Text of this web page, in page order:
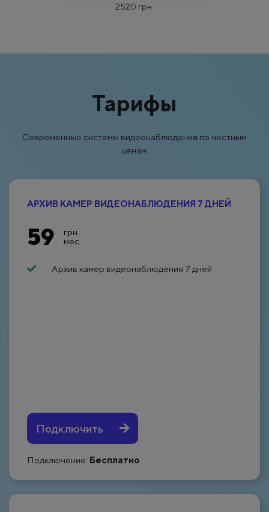
2520 грн.
Тарифы
Современные системы видеонаблюдения по честным
ценам.
АРХИВ КАМЕР ВИДЕОНАБЛЮДЕНИЯ 7 ДНЕЙ
59
грн.
мес.
Архив камер видеонаблюдения 7 дней
Подключить
Подключение: Бесплатно